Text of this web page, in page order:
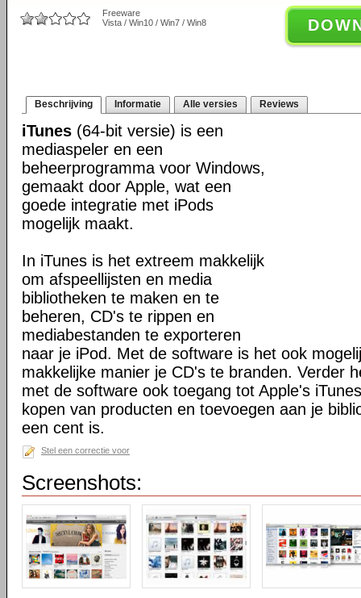
Freeware
Vista / Win10 / Win7 / Win8
Beschrijving Informatie Alle versies Reviews
iTunes (64-bit versie) is een
mediaspeler en een
beheerprogramma voor Windows,
gemaakt door Apple, wat een
goede integratie met iPods
mogelijk maakt.
In iTunes is het extreem makkelijk
om afspeellijsten en media
bibliotheken te maken en te
beheren, CD's te rippen en
mediabestanden te exporteren
naar je iPod. Met de software is het ook
makkelijke manier je CD's te branden. Verder
met de software ook toegang tot Apple's
kopen van producten en toevoegen aan je
een cent is.
Stel een correctie voor
Screenshots: